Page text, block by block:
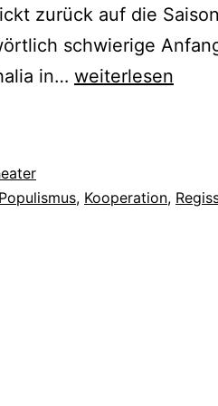
zurück auf die Saison
schwierige
in… Im
weiterlesen
, Kooperation,